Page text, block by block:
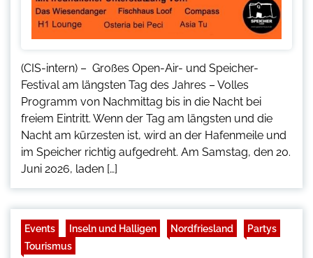
(CIS-intern) – Großes Open-Air- und Speicher-
Festival am längsten Tag des Jahres – Volles
Programm von Nachmittag bis in die Nacht bei
freiem Eintritt. Wenn der Tag am längsten und die
Nacht am kürzesten ist, wird an der Hafenmeile und
im Speicher richtig aufgedreht. Am Samstag, den 20.
Juni 2026, laden […]
Events Inseln und Halligen Nordfriesland
Partys
Tourismus